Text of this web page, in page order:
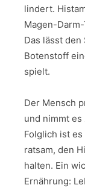
lindert.
Magen-
Das lässt den
Botenstoff
spielt.
Der Mensch
und nimmt es
Folglich ist
ratsam, den
halten. Ein
Ernährung: